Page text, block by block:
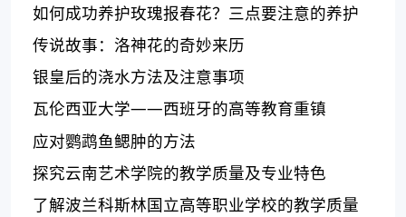
如何成功养护玫瑰报春花？三点要注意的养护
方法
传说故事：洛神花的奇妙来历
银皇后的浇水方法及注意事项
瓦伦西亚大学——西班牙的高等教育重镇
应对鹦鹉鱼鳃肿的方法
探究云南艺术学院的教学质量及专业特色
了解波兰科斯林国立高等职业学校的教学质量